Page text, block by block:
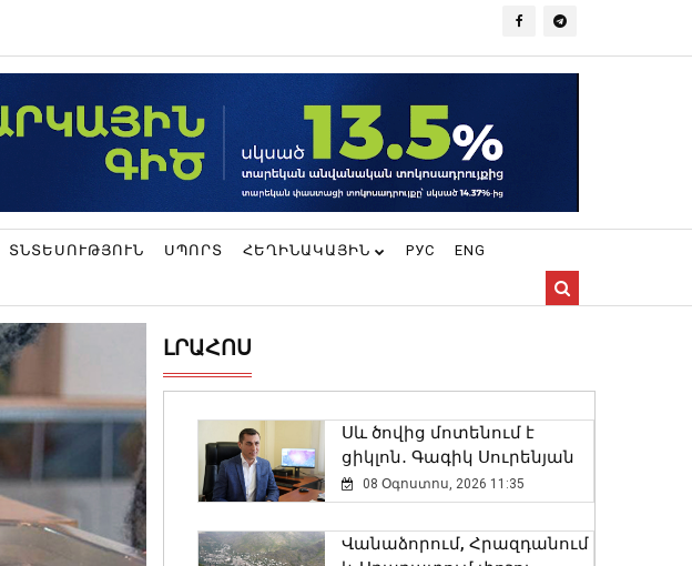
ՏՆՏԵՍՈՒԹՅՈՒՆ ՍՊՈՐՏ ՀԵՂԻՆԱԿԱՅԻՆ РУС ENG
ԼՐԱՀՈՍ
Սև ծովից մոտենում է
ցիկլոն․ Գագիկ Սուրենյան
08 Օգոստոս, 2026 11:35
Վանաձորում, Հրազդանում